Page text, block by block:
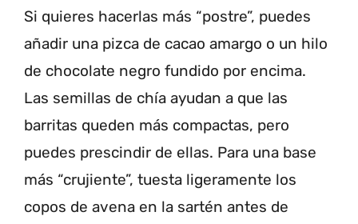
Si quieres hacerlas más “postre”, puedes
añadir una pizca de cacao amargo o un hilo
de chocolate negro fundido por encima.
Las semillas de chía ayudan a que las
barritas queden más compactas, pero
puedes prescindir de ellas. Para una base
más “crujiente”, tuesta ligeramente los
copos de avena en la sartén antes de